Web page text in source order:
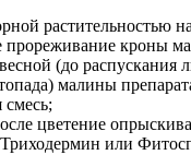
растительностью
прореживание кроны
(до распускания
малины
смесь;
цветение
Триходермин или